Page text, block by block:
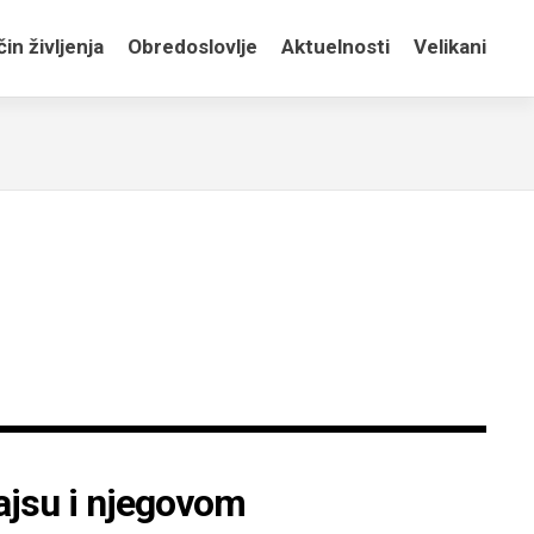
življenja Obredoslovlje Aktuelnosti Velikani
i njegovom